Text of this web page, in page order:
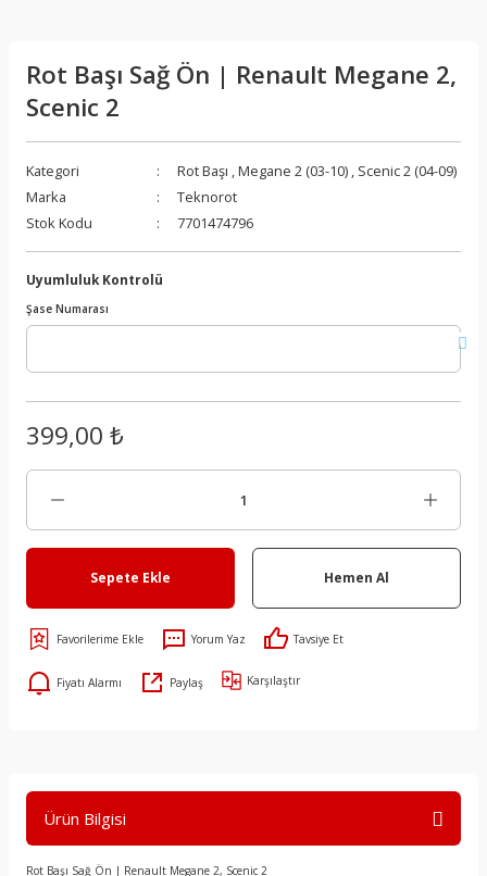
Rot Başı Sağ Ön | Renault Megane 2,
Scenic 2
Kategori Rot Başı ,Megane 2 (03-10) , Scenic 2 (04-09)
Marka
Teknorot
Stok Kodu
7701474796
Uyumluluk Kontrolü
Şase Numarası
399,00 ₺
Sepete Ekle Hemen Al
Yorum Yaz Tavsiye Et
Fiyatı Alarmı Paylaş Karşılaştır
Ürün Bilgisi
Rot Başı Sağ Ön | Renault Megane 2, Scenic 2